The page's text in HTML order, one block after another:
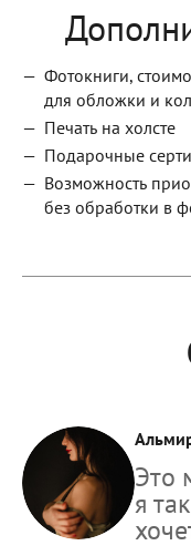
Фотокниги,
для обложки и
Печать на холсте
Подарочные
Возможность
без обработки в
Это
я